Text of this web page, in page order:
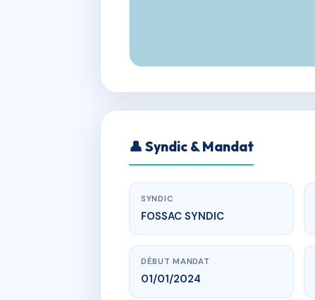
👤 Syndic & Mandat
SYNDIC
FOSSAC SYNDIC
DÉBUT MANDAT
01/01/2024